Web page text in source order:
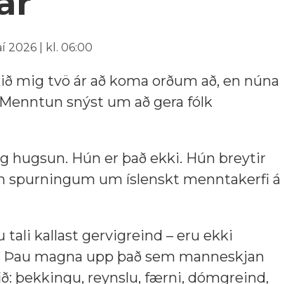
2026 | kl. 06:00
mig tvö ár að koma orðum að, en núna
snýst um að gera fólk
hugsun. Hún er það ekki. Hún breytir
spurningum um íslenskt menntakerfi á
tali kallast gervigreind – eru ekki
magna upp það sem manneskjan
þekkingu, reynslu, færni, dómgreind,